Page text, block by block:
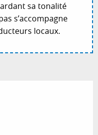
sa tonalité
s’accompagne
locaux.